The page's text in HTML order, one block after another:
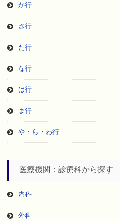
か行
さ行
た行
な行
は行
ま行
や・ら・わ行
医療機関：診療科から探す
内科
外科